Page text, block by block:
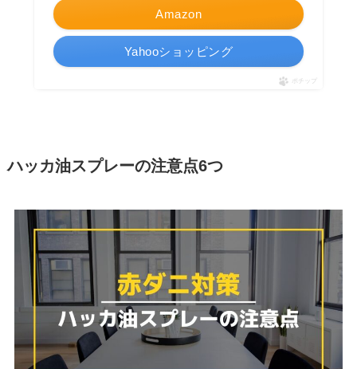
Amazon
Yahooショッピング
ポチップ
ハッカ油スプレーの注意点6つ